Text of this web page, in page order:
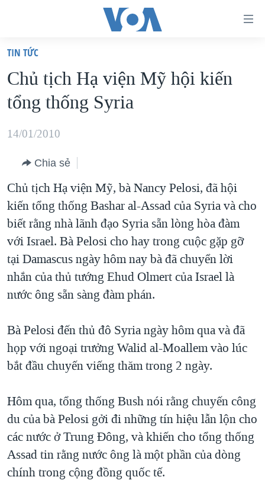
truy
cập
Tới
dung
chính
điều
hướng
chính
Đi
tới
"Tìm"
VIỆT NAM
HOA KỲ
BIỂN ĐÔNG
BLOG
DIỄN ĐÀN
MỤC
TỰ DO BÁO CHÍ
VẠCH TRẦN TIN GIẢ
NGƯỜI VIỆT HẢI NGOẠI
ĐỜI SỐNG
KHOA HỌC
SỨC KHOẺ
THỂ THAO
CHUYÊN ĐỀ
CHIẾN TRANH THƯƠNG MẠI CỦA MỸ: QUÁ KHỨ VÀ HIỆN
HÀNH TRÌNH BẦU CỬ 2024
GIẢI MÃ VÀNH ĐAI & CON ĐƯỜNG
NGÀY TỊ NẠN THẾ GIỚI
TRỊNH VĨNH BÌNH - NGƯỜI HẠ 'BÊN THẮNG CUỘC'
GROUND ZERO – XƯA VÀ NAY
CHI PHÍ CHIẾN TRANH AFGHANISTAN
CÁC GIÁ TRỊ CỘNG HÒA Ở VIỆT NAM
THƯỢNG ĐỈNH TRUMP-KIM TẠI VIỆT NAM
TRỊNH VĨNH BÌNH VS. CHÍNH PHỦ VIỆT NAM
HỌC TIẾNG ANH
VIDEO
NGHE
MẠNG XÃ HỘI
TIN TỨC
Chủ tịch Hạ viện Mỹ hội kiến
tổng thống Syria
14/01/2010
Chia sẻ
Chủ tịch Hạ viện Mỹ, bà Nancy Pelosi, đã hội
kiến tổng thống Bashar al-Assad của Syria và cho
biết rằng nhà lãnh đạo Syria sẵn lòng hòa đàm
với Israel. Bà Pelosi cho hay trong cuộc gặp gỡ
tại Damascus ngày hôm nay bà đã chuyển lời
nhắn của thủ tướng Ehud Olmert của Israel là
nước ông sẵn sàng đàm phán.
Bà Pelosi đến thủ đô Syria ngày hôm qua và đã
họp với ngoại trưởng Walid al-Moallem vào lúc
bắt đầu chuyến viếng thăm trong 2 ngày.
Hôm qua, tổng thống Bush nói rằng chuyến công
du của bà Pelosi gởi đi những tín hiệu lẫn lộn cho
các nước ở Trung Đông, và khiến cho tổng thống
Assad tin rằng nước ông là một phần của dòng
chính trong cộng đồng quốc tế.